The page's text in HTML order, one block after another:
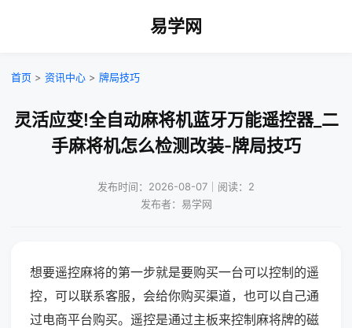
易学网
首页 > 资讯中心 > 牌局技巧
灵活应变!全自动麻将机蓝牙万能遥控器_二
手麻将机怎么检测改装-牌局技巧
发布时间：2026-08-07｜阅读：2
发布者：易学网
想要遥控麻将的第一步就是要购买一台可以控制的遥
控，可以联系客服，会给你购买渠道，也可以自己通
过电商平台购买。遥控是通过主板来控制麻将牌的磁